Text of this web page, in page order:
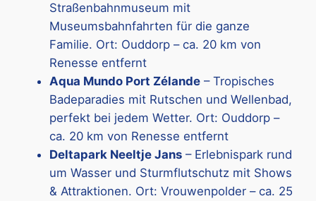
Straßenbahnmuseum mit
Museumsbahnfahrten für die ganze
Familie. Ort: Ouddorp – ca. 20 km von
Renesse entfernt
Aqua Mundo Port Zélande – Tropisches
Badeparadies mit Rutschen und Wellenbad,
perfekt bei jedem Wetter. Ort: Ouddorp –
ca. 20 km von Renesse entfernt
Deltapark Neeltje Jans – Erlebnispark rund
um Wasser und Sturmflutschutz mit Shows
& Attraktionen. Ort: Vrouwenpolder – ca. 25